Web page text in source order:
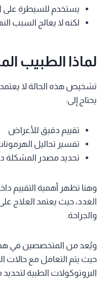
يستخدم للسيطرة على
لكنه لا يعالج السبب
لماذا الطبيب
تشخيص هذه الحالة لا
يحتاج إلى:
تقييم دقيق للأعراض
تفسير تحاليل
تحديد مصدر المشكلة
وهنا تظهر أهمية التقييم
الغدد، حيث يعتمد العلاج
والجراحة.
ويُعد من المتخصصين في
حيث يتم التعامل مع حالات
البروتوكولات الطبية لتحديد